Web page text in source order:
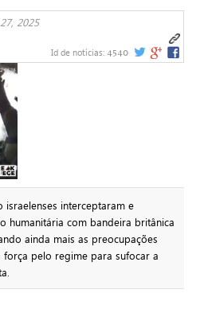
2025
Id de notícias: 4540
israelenses interceptaram e
humanitária com bandeira britânica
ainda mais as preocupações
pelo regime para sufocar a